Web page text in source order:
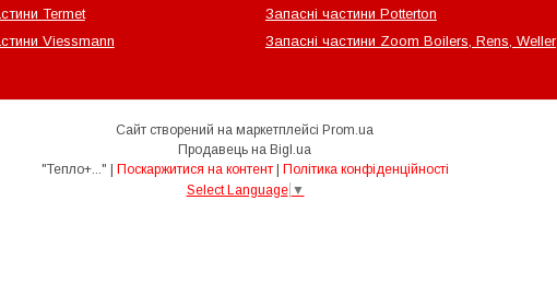
Termet
Viessmann
Запасні частини Potterton
Запасні частини Zoom Boilers, Rens, Weller
Сайт створений на маркетплейсі Prom.ua
Продавець на Bigl.ua
Поскаржитися на контент
Політика конфіденційності
Select Language ▼